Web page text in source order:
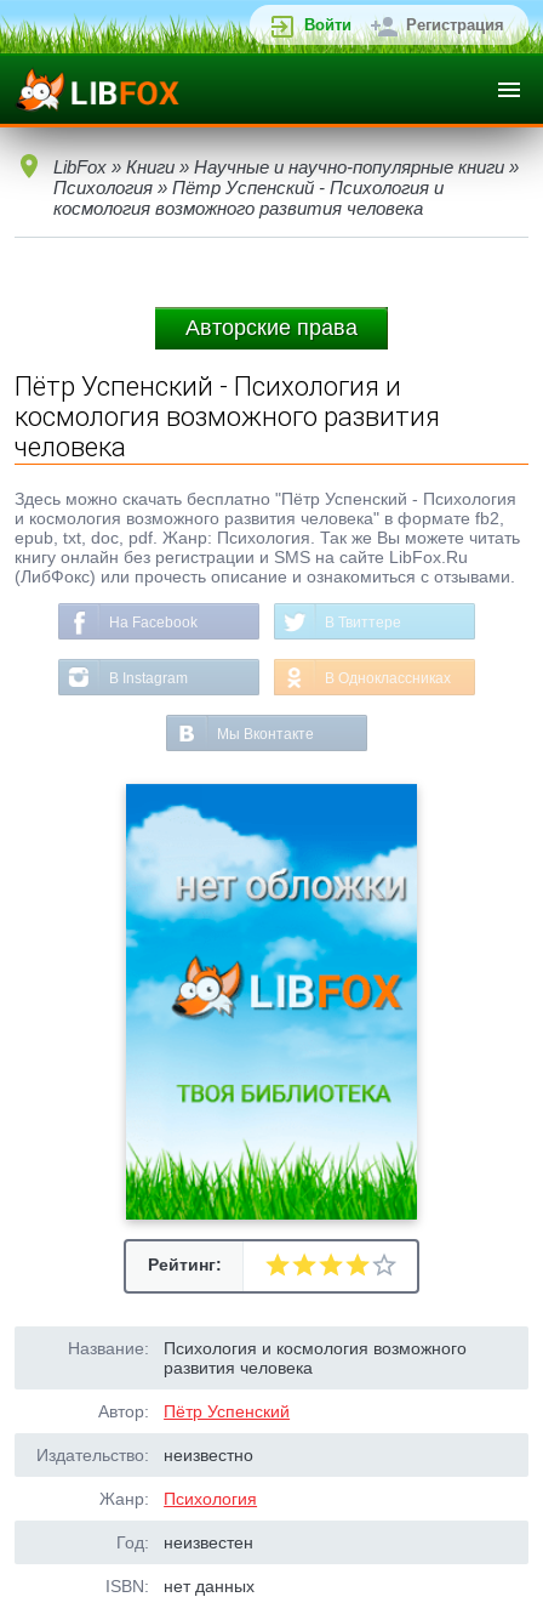
Войти Регистрация
LibFox » Книги » Научные и научно-популярные книги »
Психология » Пётр Успенский - Психология и
космология возможного развития человека
Авторские права
Пётр Успенский - Психология и
космология возможного развития
человека
Здесь можно скачать бесплатно "Пётр Успенский - Психология
и космология возможного развития человека" в формате fb2,
epub, txt, doc, pdf. Жанр: Психология. Так же Вы можете читать
книгу онлайн без регистрации и SMS на сайте LibFox.Ru
(ЛибФокс) или прочесть описание и ознакомиться с отзывами.
На Facebook В Твиттере
В Instagram В Одноклассниках
Мы Вконтакте
Рейтинг:
Название:
Психология и космология возможного
развития человека
Автор: Пётр Успенский
Издательство: неизвестно
Жанр: Психология
Год: неизвестен
ISBN: нет данных